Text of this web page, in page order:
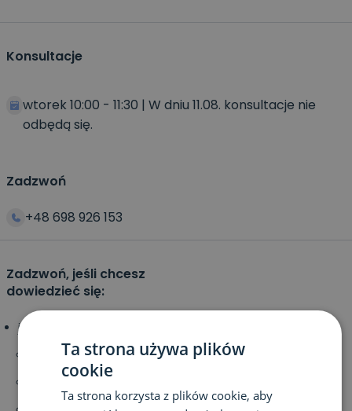
Konsultacje
wtorek 10:00 - 11:30 | W dniu 11.08. konsultacje nie
odbędą się.
Zadzwoń
+48 698 926 153
Zadzwoń, jeśli chcesz
dowiedzieć się:
jaką diagnostykę możesz zastosować w:
alergiach natychmiastowych i opóźnionych,
Ta strona używa plików
cookie
Ta strona korzysta z plików cookie, aby